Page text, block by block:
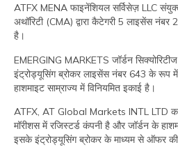
ATFX MENA फाइनेंशियल सर्विसेज़ LLC
अथॉरिटी (CMA) द्वारा कैटेगरी 5 लाइसेंस
है।
EMERGING MARKETS जॉर्डन सिक्योरिटीज
इंट्रोड्यूसिंग ब्रोकर लाइसेंस नंबर 643 के रूप
हाशमाइट साम्राज्य में विनियमित इकाई है।
ATFX, AT Global Markets INTL LTD का
मॉरीशस में रजिस्‍टर्ड कंपनी है और जॉर्डन के
इसके इंट्रोड्यूसिंग ब्रोकर के माध्यम से ऑफर की